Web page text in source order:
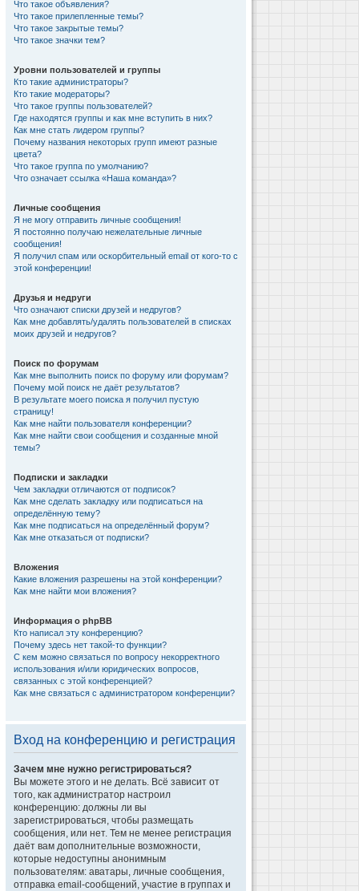
Что такое объявления?
Что такое прилепленные темы?
Что такое закрытые темы?
Что такое значки тем?
Уровни пользователей и группы
Кто такие администраторы?
Кто такие модераторы?
Что такое группы пользователей?
Где находятся группы и как мне вступить в них?
Как мне стать лидером группы?
Почему названия некоторых групп имеют разные
цвета?
Что такое группа по умолчанию?
Что означает ссылка «Наша команда»?
Личные сообщения
Я не могу отправить личные сообщения!
Я постоянно получаю нежелательные личные
сообщения!
Я получил спам или оскорбительный email от кого-то с
этой конференции!
Друзья и недруги
Что означают списки друзей и недругов?
Как мне добавлять/удалять пользователей в списках
моих друзей и недругов?
Поиск по форумам
Как мне выполнить поиск по форуму или форумам?
Почему мой поиск не даёт результатов?
В результате моего поиска я получил пустую
страницу!
Как мне найти пользователя конференции?
Как мне найти свои сообщения и созданные мной
темы?
Подписки и закладки
Чем закладки отличаются от подписок?
Как мне сделать закладку или подписаться на
определённую тему?
Как мне подписаться на определённый форум?
Как мне отказаться от подписки?
Вложения
Какие вложения разрешены на этой конференции?
Как мне найти мои вложения?
Информация о phpBB
Кто написал эту конференцию?
Почему здесь нет такой-то функции?
С кем можно связаться по вопросу некорректного
использования и/или юридических вопросов,
связанных с этой конференцией?
Как мне связаться с администратором конференции?
Вход на конференцию и регистрация
Зачем мне нужно регистрироваться?
Вы можете этого и не делать. Всё зависит от
того, как администратор настроил
конференцию: должны ли вы
зарегистрироваться, чтобы размещать
сообщения, или нет. Тем не менее регистрация
даёт вам дополнительные возможности,
которые недоступны анонимным
пользователям: аватары, личные сообщения,
отправка email-сообщений, участие в группах и